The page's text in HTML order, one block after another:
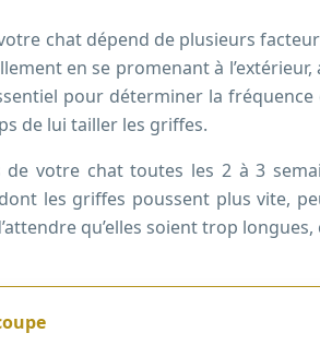
chat dépend de plusieurs
en se promenant à
pour déterminer la
de lui tailler les griffes.
votre chat toutes les 2 à 3
les griffes poussent plus vite,
qu’elles soient trop